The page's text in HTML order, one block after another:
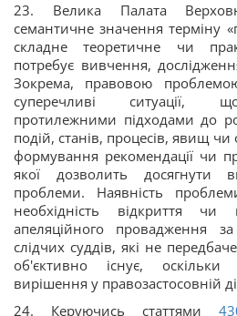
23. Велика Палата
семантичне значення терміну
складне теоретичне чи
потребує вивчення,
Зокрема, правовою
суперечливі ситуації,
протилежними підходами до
подій, станів, процесів, явищ чи
формування рекомендації чи
якої дозволить досягнути
проблеми. Наявність
необхідність відкриття чи
апеляційного провадження
слідчих суддів, які не
об'єктивно існує,
вирішення у правозастосовній
24. Керуючись статтями